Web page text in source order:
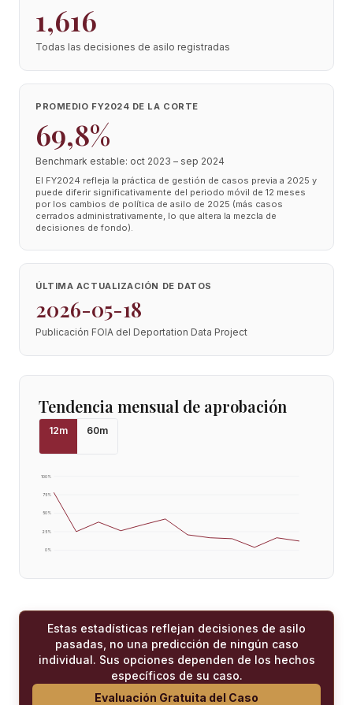
1,616
Todas las decisiones de asilo registradas
PROMEDIO FY2024 DE LA CORTE
69,8%
Benchmark estable: oct 2023 – sep 2024
El FY2024 refleja la práctica de gestión de casos previa a 2025 y
puede diferir significativamente del periodo móvil de 12 meses
por los cambios de política de asilo de 2025 (más casos
cerrados administrativamente, lo que altera la mezcla de
decisiones de fondo).
ÚLTIMA ACTUALIZACIÓN DE DATOS
2026-05-18
Publicación FOIA del Deportation Data Project
Tendencia mensual de aprobación
12m 60m
0%
25%
50%
75%
100%
Estas estadísticas reflejan decisiones de asilo
pasadas, no una predicción de ningún caso
individual. Sus opciones dependen de los hechos
específicos de su caso.
Evaluación Gratuita del Caso